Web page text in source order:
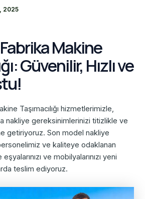
2025
Makine
Güvenilir, Hızlı ve
Taşımacılığı hizmetlerimizle,
nakliye gereksinimlerinizi titizlikle ve
getiriyoruz. Son model nakliye
ve kaliteye odaklanan
ve mobilyalarınızı yeni
teslim ediyoruz.